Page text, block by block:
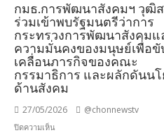
กมธ.การพัฒนาสังคมฯ วุฒิ
ร่วมเข้าพบรัฐมนตรีว่าการ
กระทรวงการพัฒนาสังคมแ
ความมั่นคงของมนุษย์เพื่อขั
เคลื่อนภารกิจของคณะ
กรรมาธิการ และผลักดันนโ
ด้านสังคม
27/05/2026 @chonnewstv
ปิดความเห็น